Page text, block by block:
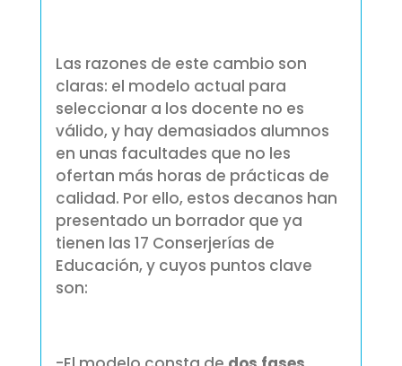
Las razones de este cambio son
claras: el modelo actual para
seleccionar a los docente no es
válido, y hay demasiados alumnos
en unas facultades que no les
ofertan más horas de prácticas de
calidad. Por ello, estos decanos han
presentado un borrador que ya
tienen las 17 Conserjerías de
Educación, y cuyos puntos clave
son: